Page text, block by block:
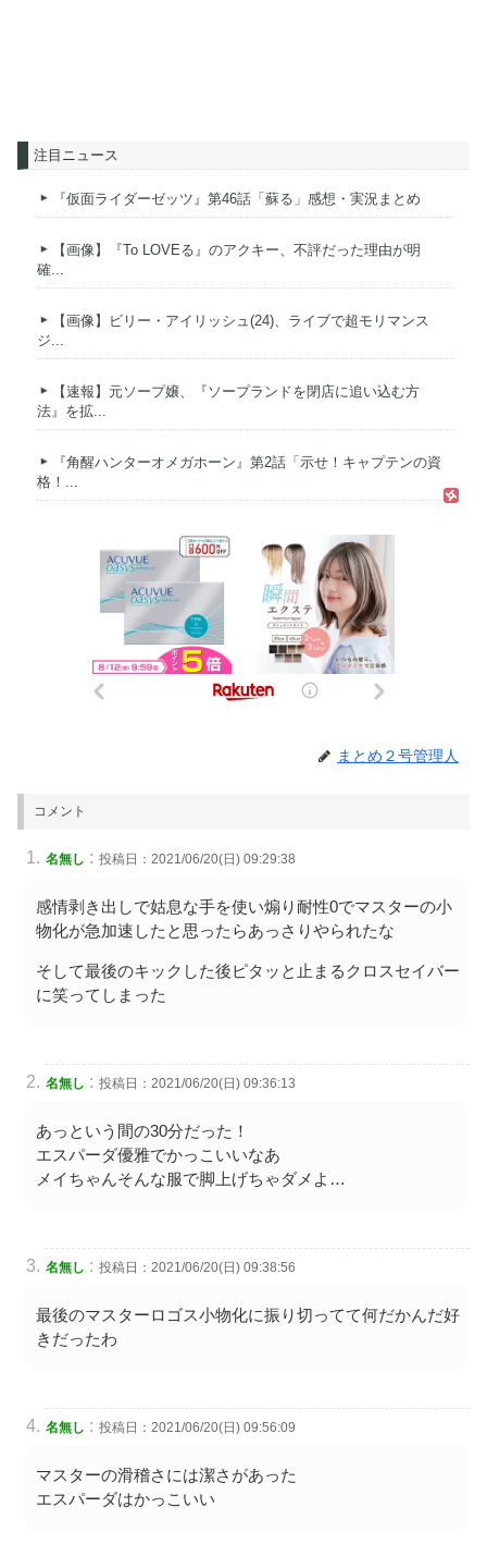
注目ニュース
『仮面ライダーゼッツ』第46話「蘇る」感想・実況まとめ
【画像】『To LOVEる』のアクキー、不評だった理由が明
確...
【画像】ビリー・アイリッシュ(24)、ライブで超モリマンス
ジ...
【速報】元ソープ嬢、『ソープランドを閉店に追い込む方
法』を拡...
『角醒ハンターオメガホーン』第2話「示せ！キャプテンの資
格！...
まとめ２号管理人
コメント
名無し : 投稿日：2021/06/20(日) 09:29:38
感情剥き出しで姑息な手を使い煽り耐性0でマスターの小
物化が急加速したと思ったらあっさりやられたな
そして最後のキックした後ピタッと止まるクロスセイバー
に笑ってしまった
名無し : 投稿日：2021/06/20(日) 09:36:13
あっという間の30分だった！
エスパーダ優雅でかっこいいなあ
メイちゃんそんな服で脚上げちゃダメよ…
名無し : 投稿日：2021/06/20(日) 09:38:56
最後のマスターロゴス小物化に振り切ってて何だかんだ好
きだったわ
名無し : 投稿日：2021/06/20(日) 09:56:09
マスターの滑稽さには潔さがあった
エスパーダはかっこいい